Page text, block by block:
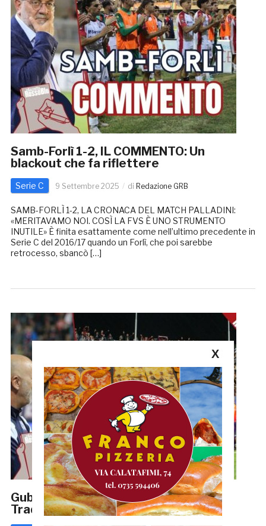
Samb-Forlì 1-2, IL COMMENTO: Un
blackout che fa riflettere
Serie C 9 Settembre 2025 di Redazione GRB
SAMB-FORLÌ 1-2, LA CRONACA DEL MATCH PALLADINI:
«MERITAVAMO NOI. COSÌ LA FVS È UNO STRUMENTO
INUTILE» È finita esattamente come nell’ultimo precedente in
Serie C del 2016/17 quando un Forlì, che poi sarebbe
retrocesso, sbancò […]
Gubbio-Samb 1-1, IL COMMENTO:
Tradizione confermata al Barbetti
X